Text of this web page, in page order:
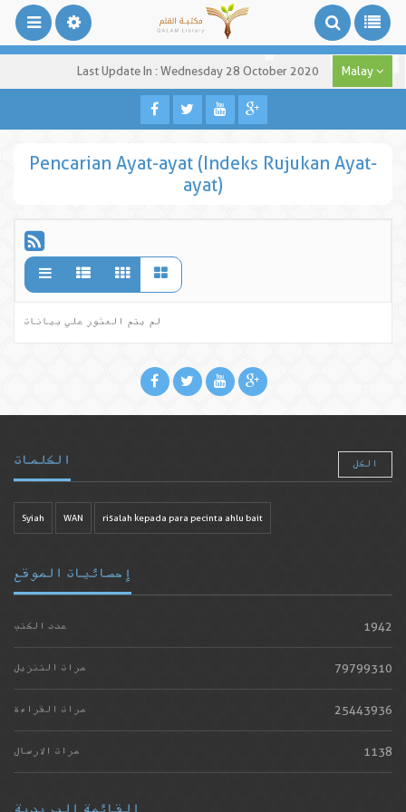
Last Update In : Wednesday 28 October 2020 Malay
Pencarian Ayat-ayat (Indeks Rujukan Ayat-
ayat)
لم يتم العثور علي بيانات
الكلمات الكل
Syiah WAN risalah kepada para pecinta ahlu bait
إحصائيات الموقع
عدد الكتب 1942
مرات التنزيل 79799310
مرات القراءة 25443936
مرات الارسال 1138